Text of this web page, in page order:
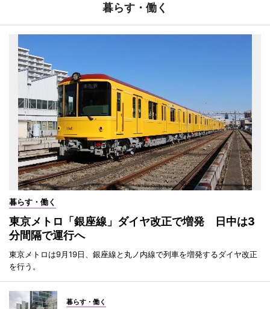
暮らす・働く
暮らす・働く
東京メトロ「銀座線」ダイヤ改正で増発 日中は3
分間隔で運行へ
東京メトロは9月19日、銀座線と丸ノ内線で列車を増発するダイヤ改正
を行う。
暮らす・働く